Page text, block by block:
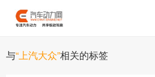
与“上汽大众”相关的标签